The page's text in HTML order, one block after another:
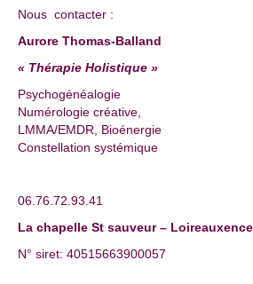
Nous contacter :
Aurore Thomas-Balland
« Thérapie Holistique »
Psychogénéalogie
Numérologie créative,
LMMA/EMDR, Bioénergie
Constellation systémique
06.76.72.93.41
La chapelle St sauveur –
N° siret: 40515663900057